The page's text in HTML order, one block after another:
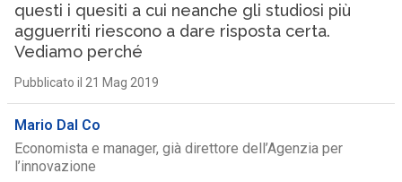
questi i quesiti a cui neanche gli studiosi più
agguerriti riescono a dare risposta certa.
Vediamo perché
Pubblicato il 21 Mag 2019
Mario Dal Co
Economista e manager, già direttore dell’Agenzia per
l’innovazione